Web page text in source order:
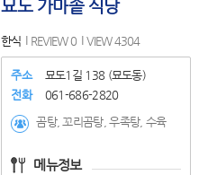
묘도 가마솥 식당
한식 REVIEW 0 VIEW 4304
주소
묘도1길 138 (묘도동)
전화
061-686-2820
곰탕, 꼬리곰탕, 우족탕, 수육
메뉴정보